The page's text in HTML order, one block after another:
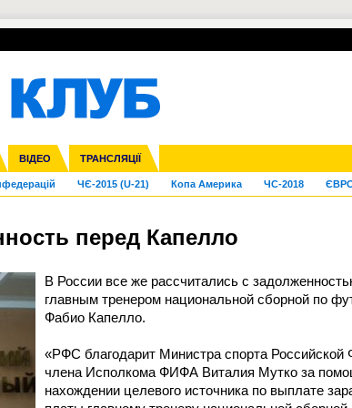
ВІДЕО ТРАНСЛЯЦІЇ
ліга Кубок України Молодіжка
Ліга націй Ліга конференцій
Франція Інші
ЧЄ-2015 (U-21) Копа Америка ЧС-2018
УПЛ-ПЕРЕХОДИ
перед Капелло
В России все же рассчитались с
главным тренером национальной сборной по
Фабио Капелло.
«РФС благодарит Министра спорта Российской
члена Исполкома ФИФА Виталия Мутко за
нахождении целевого источника по выплате